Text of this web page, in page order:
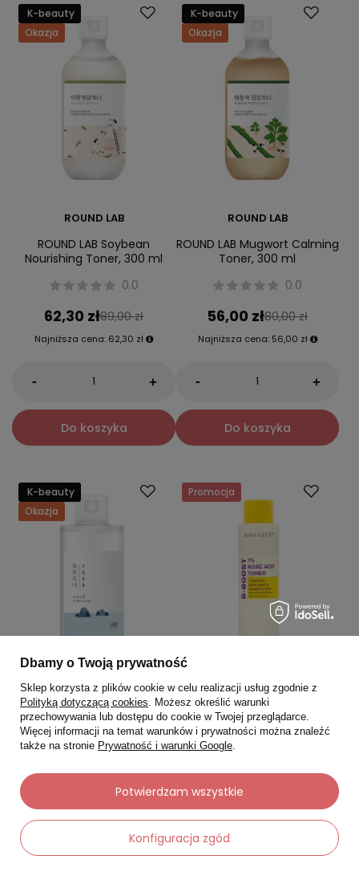
K-beauty
Okazja
ROUND LAB
ROUND LAB Soybean
Nourishing Toner, 300 ml
0.0
62,30 zł89,00 zł
Najniższa cena: 62,30 zł
- +
Do koszyka
K-beauty
Okazja
ROUND LAB
ROUND LAB Mugwort Calming
Toner, 300 ml
0.0
56,00 zł80,00 zł
Najniższa cena: 56,00 zł
- +
Do koszyka
K-beauty
Okazja
ROUND LAB
ROUND LAB 1025 Dokdo Toner,
200 ml
0.0
53,90 zł77,00 zł
53,90 zł
Promocja
NINE LESS
Nine Less B-Boost 1% Kojic
Acid Toner - tonik z kwasem
kojowym, 200 ml
0.0
51,20 zł64,00 zł
Najniższa cena:
Dbamy o Twoją prywatność
Sklep korzysta z plików cookie w celu realizacji usług zgodnie z
Polityką dotyczącą cookies. Możesz określić warunki
przechowywania lub dostępu do cookie w Twojej przeglądarce.
Więcej informacji na temat warunków i prywatności można znaleźć
także na stronie Prywatność i warunki Google.
Konfiguracja zgód
Potwierdzam wszystkie